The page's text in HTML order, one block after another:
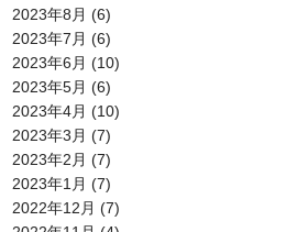
2023年8月 (6)
2023年7月 (6)
2023年6月 (10)
2023年5月 (6)
2023年4月 (10)
2023年3月 (7)
2023年2月 (7)
2023年1月 (7)
2022年12月 (7)